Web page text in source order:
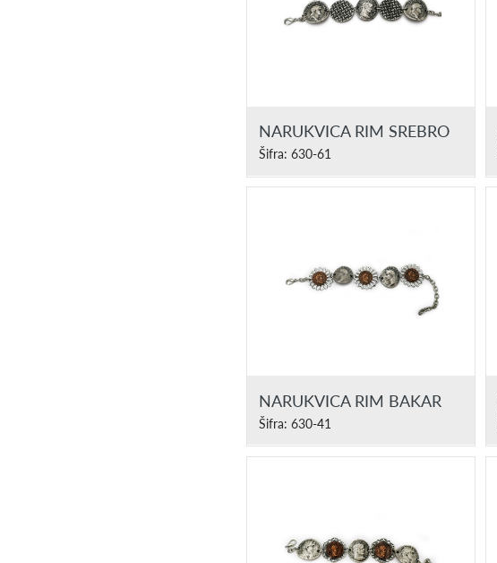
NARUKVICA RIM SREBRO
Šifra: 630-61
NARUKVICA RIM BAKAR
Šifra: 630-41